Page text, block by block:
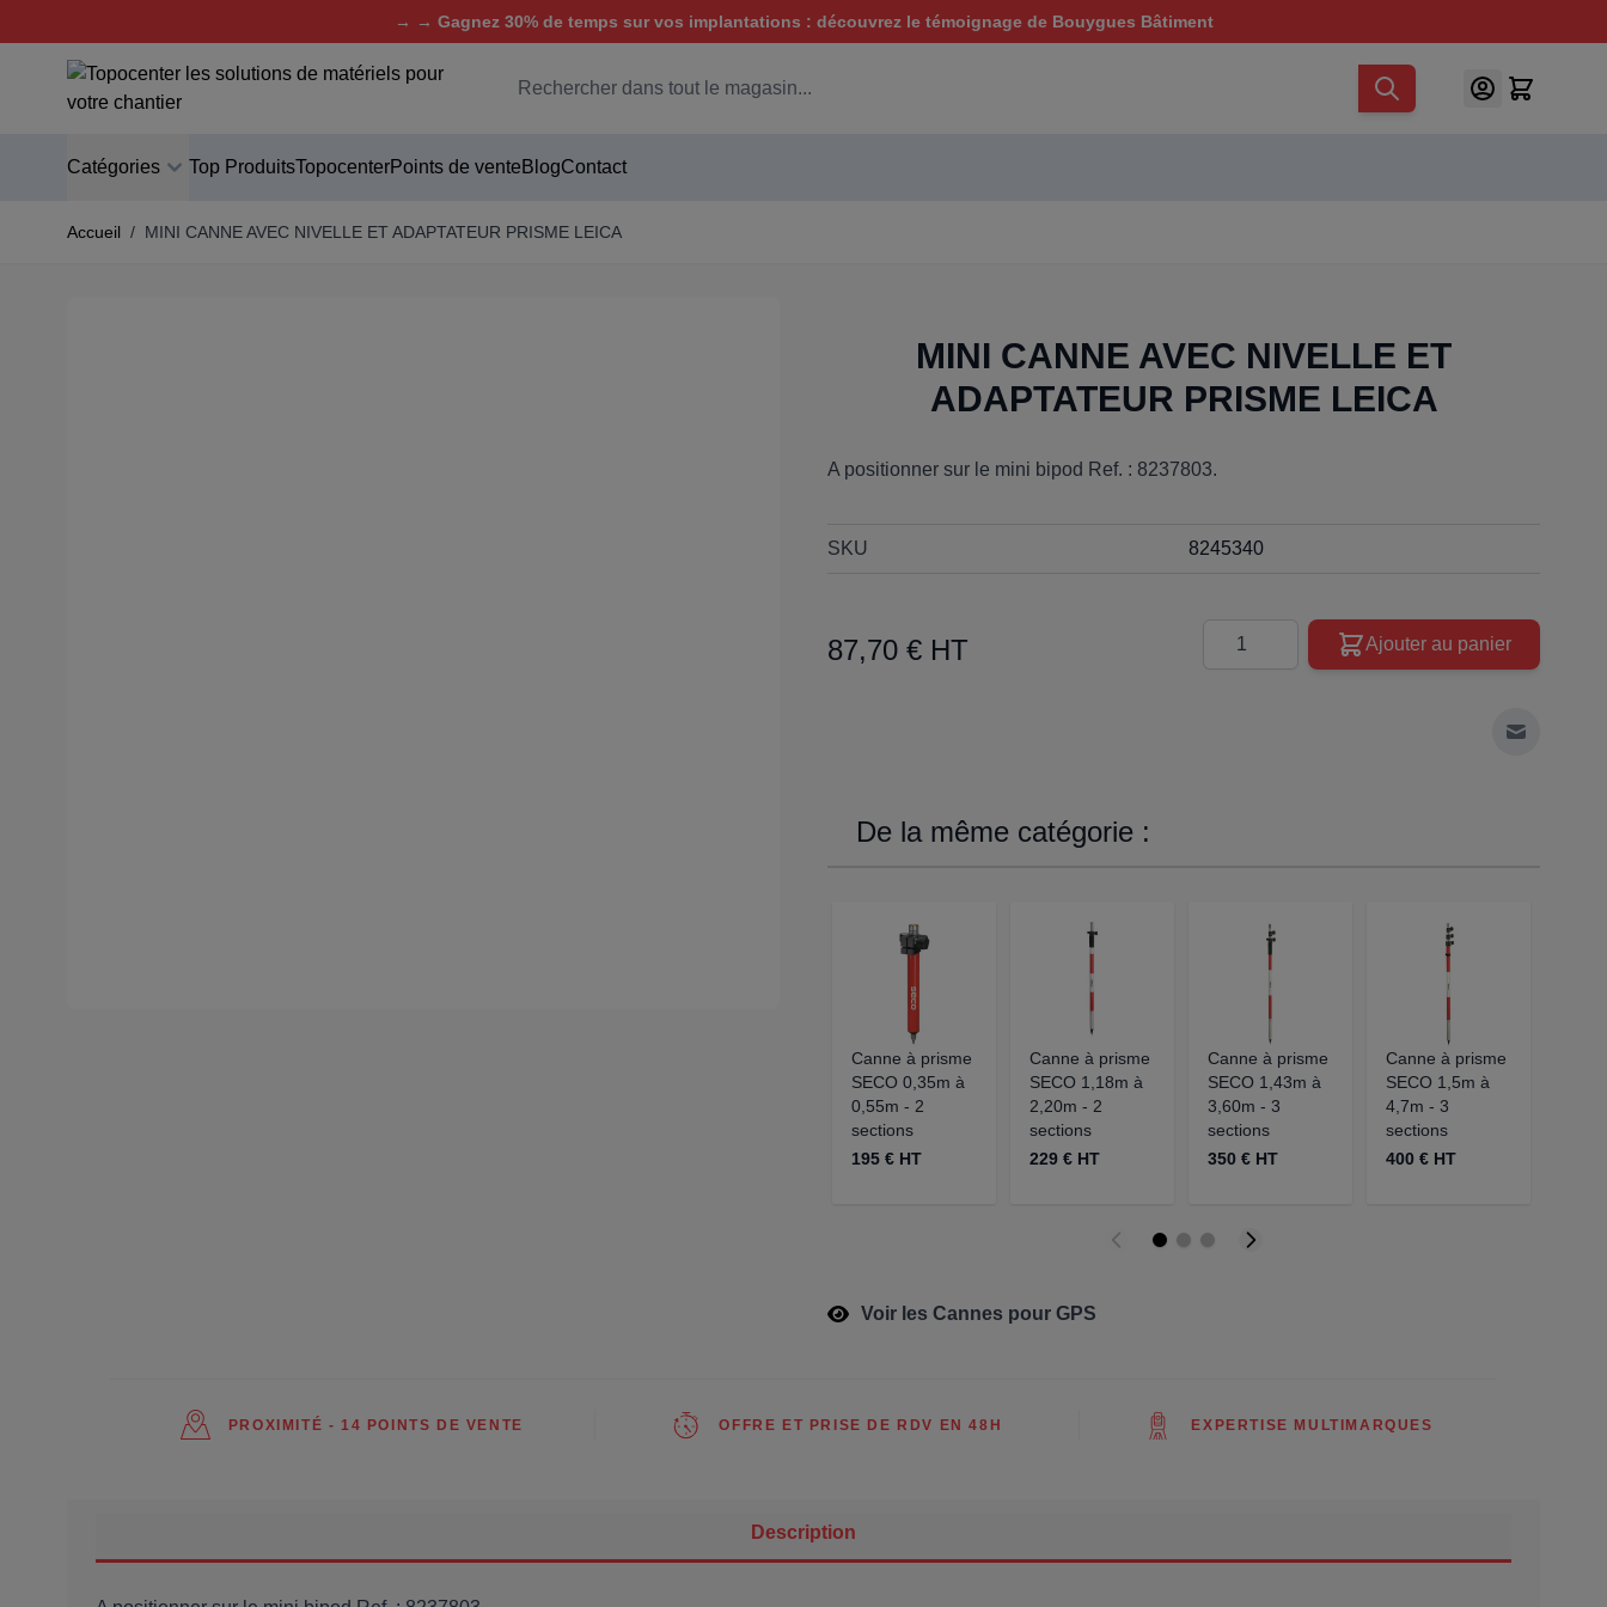
→ → Gagnez 30% de temps sur vos implantations : découvrez le témoignage de Bouygues Bâtiment
Aller au contenu
Chercher
Catégories Top ProduitsTopocenterPoints de vente BlogContact
Accueil / MINI CANNE AVEC NIVELLE ET ADAPTATEUR PRISME LEICA
MINI CANNE AVEC NIVELLE ET
ADAPTATEUR PRISME LEICA
A positionner sur le mini bipod Ref. : 8237803.
SKU 8245340
87,70 € HT
Quantité
Ajouter au panier
Envoyer à
De la même catégorie :
Canne à prisme
SECO 0,35m à
0,55m - 2
sections
195 € HT
Canne à prisme
SECO 1,18m à
2,20m - 2
sections
229 € HT
Canne à prisme
SECO 1,43m à
3,60m - 3
sections
350 € HT
Canne à prisme
SECO 1,5m à
4,7m - 3
sections
400 € HT
Voir les Cannes pour GPS
PROXIMITÉ - 14 POINTS DE VENTE OFFRE ET PRISE DE RDV EN 48H EXPERTISE MULTIMARQUES
Description